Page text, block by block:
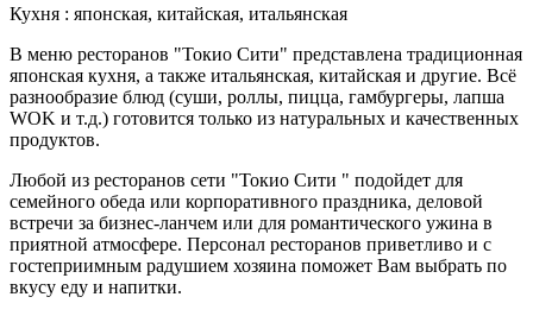
Кухня : японская, китайская, итальянская
В меню ресторанов "Токио Сити" представлена традиционная
японская кухня, а также итальянская, китайская и другие. Всё
разнообразие блюд (суши, роллы, пицца, гамбургеры, лапша
WOK и т.д.) готовится только из натуральных и качественных
продуктов.
Любой из ресторанов сети "Токио Сити " подойдет для
семейного обеда или корпоративного праздника, деловой
встречи за бизнес-ланчем или для романтического ужина в
приятной атмосфере. Персонал ресторанов приветливо и с
гостеприимным радушием хозяина поможет Вам выбрать по
вкусу еду и напитки.